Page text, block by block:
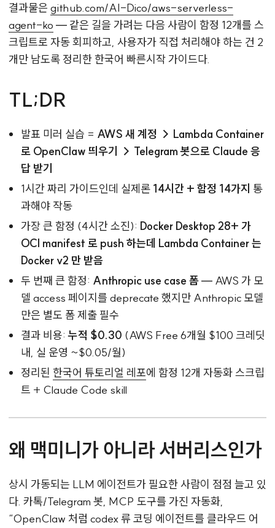
결과물은 github.com/AI-Dico/aws-serverless-
agent-ko — 같은 길을 가려는 다음 사람이 함정 12개를 스
크립트로 자동 회피하고, 사용자가 직접 처리해야 하는 건 2
개만 남도록 정리한 한국어 빠른시작 가이드다.
TL;DR
발표 미러 실습 = AWS 새 계정 → Lambda Container
로 OpenClaw 띄우기 → Telegram 봇으로 Claude 응
답 받기
1시간 짜리 가이드인데 실제론 14시간 + 함정 14가지 통
과해야 작동
가장 큰 함정 (4시간 소진): Docker Desktop 28+ 가
OCI manifest 로 push 하는데 Lambda Container 는
Docker v2 만 받음
두 번째 큰 함정: Anthropic use case 폼— AWS 가 모
델 access 페이지를 deprecate 했지만 Anthropic 모델
만은 별도 폼 제출 필수
결과 비용:누적 $0.30 (AWS Free 6개월 $100 크레딧
내, 실 운영 ~$0.05/월)
정리된 한국어 튜토리얼 레포에 함정 12개 자동화 스크립
트 + Claude Code skill
왜 맥미니가 아니라 서버리스인가
상시 가동되는 LLM 에이전트가 필요한 사람이 점점 늘고 있
다. 카톡/Telegram 봇, MCP 도구를 가진 자동화,
“OpenClaw 처럼 codex 류 코딩 에이전트를 클라우드 어